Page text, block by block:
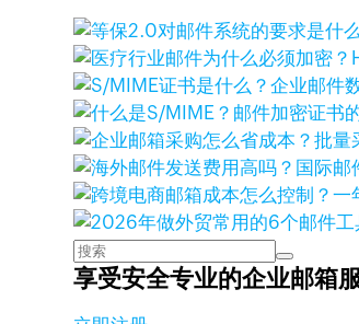
享受安全专业的企业邮箱